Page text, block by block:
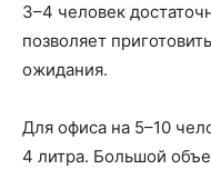
3–4 человек
позволяет
ожидания.
Для офиса на 5–10
4 литра. Большой